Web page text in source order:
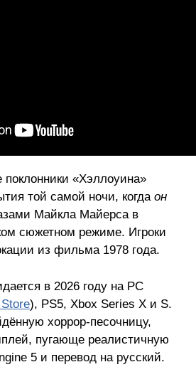
поклонники «Хэллоуина»
той самой ночи, когда он
Майкла Майерса в
сюжетном режиме. Игроки
из фильма 1978 года.
в 2026 году на PC
), PS5, Xbox Series X и S.
хоррор-песочницу,
пугающе реалистичную
5 и перевод на русский.